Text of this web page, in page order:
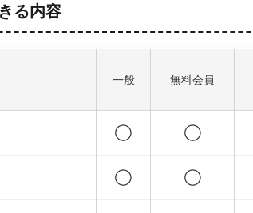
る内容
一般 無料会員
◯ ◯
◯ ◯